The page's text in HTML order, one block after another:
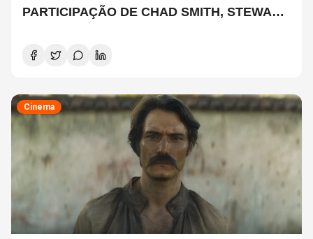
PARTICIPAÇÃO DE CHAD SMITH, STEWART
Cinema